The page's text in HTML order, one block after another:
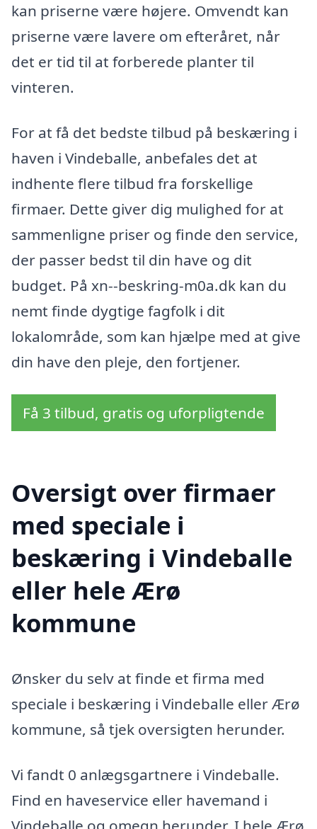
kan priserne være højere. Omvendt kan
priserne være lavere om efteråret, når
det er tid til at forberede planter til
vinteren.
For at få det bedste tilbud på beskæring i
haven i Vindeballe, anbefales det at
indhente flere tilbud fra forskellige
firmaer. Dette giver dig mulighed for at
sammenligne priser og finde den service,
der passer bedst til din have og dit
budget. På xn--beskring-m0a.dk kan du
nemt finde dygtige fagfolk i dit
lokalområde, som kan hjælpe med at give
din have den pleje, den fortjener.
Få 3 tilbud, gratis og uforpligtende
Oversigt over firmaer
med speciale i
beskæring i Vindeballe
eller hele Ærø
kommune
Ønsker du selv at finde et firma med
speciale i beskæring i Vindeballe eller Ærø
kommune, så tjek oversigten herunder.
Vi fandt 0 anlægsgartnere i Vindeballe.
Find en haveservice eller havemand i